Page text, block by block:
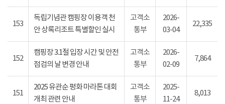
153
독립기념관 캠핑장 이용객 천
안 상록리조트 특별할인 실시
고객소
통부
2026-
03-04
22,335
152
캠핑장 3.1절 입장 시간 및 안전
점검의 날 변경 안내
고객소
통부
2026-
02-09
7,864
151
2025 유관순 평화 마라톤 대회
개최 관련 안내
고객소
통부
2025-
11-24
8,013